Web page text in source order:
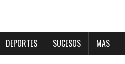
DEPORTES SUCESOS MAS